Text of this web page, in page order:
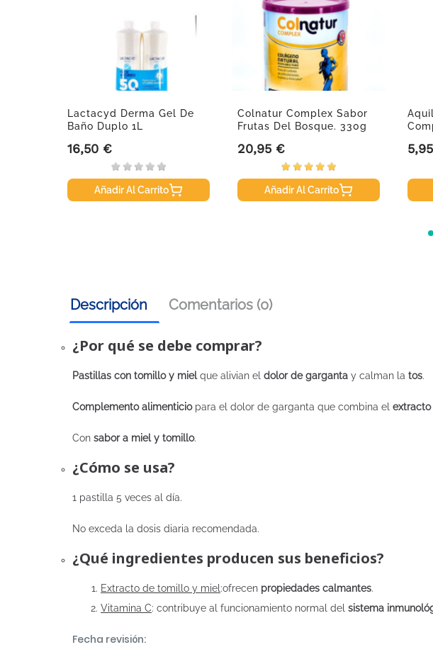
Lactacyd Derma Gel De
Baño Duplo 1L
Precio
16,50 €
Añadir Al Carrito
Colnatur Complex Sabor
Frutas Del Bosque. 330g
Precio
20,95 €
Añadir Al Carrito
Descripción Comentarios (0)
¿Por qué se debe comprar?
Pastillas con tomillo y mielque alivian el dolor de garganta y calman la tos.
Complemento alimenticiopara el dolor de garganta que combina el
Con sabor a miel y tomillo.
¿Cómo se usa?
1 pastilla 5 veces al día.
No exceda la dosis diaria recomendada.
¿Qué ingredientes producen sus beneficios?
Extracto de tomillo y miel :ofrecen propiedades calmantes.
Vitamina C: contribuye al funcionamiento normal del sistema
Fecha revisión: